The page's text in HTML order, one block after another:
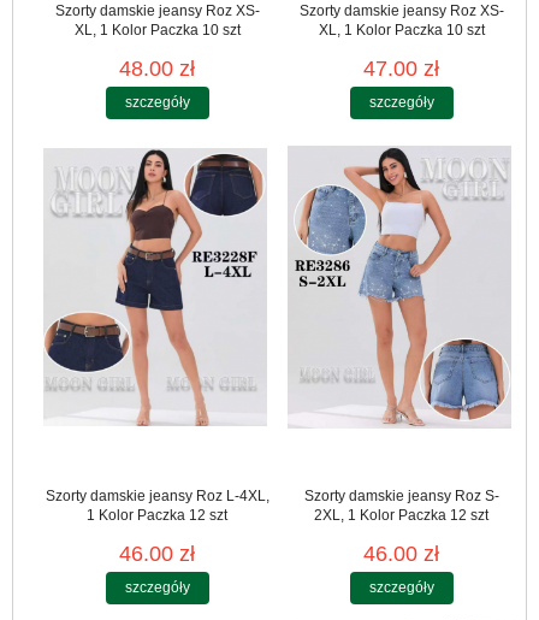
Szorty damskie jeansy Roz XS-
XL, 1 Kolor Paczka 10 szt
48.00 zł
szczegóły
Szorty damskie jeansy Roz XS-
XL, 1 Kolor Paczka 10 szt
47.00 zł
szczegóły
Szorty damskie jeansy Roz L-4XL,
1 Kolor Paczka 12 szt
46.00 zł
szczegóły
Szorty damskie jeansy Roz S-
2XL, 1 Kolor Paczka 12 szt
46.00 zł
szczegóły